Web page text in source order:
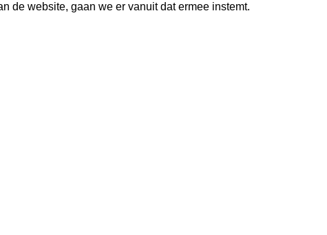
de website, gaan we er vanuit dat ermee instemt.